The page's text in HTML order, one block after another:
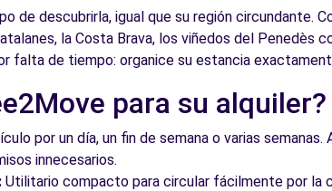
de descubrirla, igual que su región circundante.
la Costa Brava, los viñedos del Penedès
falta de tiempo: organice su estancia
para su alquiler?
por un día, un fin de semana o varias
innecesarios.
Utilitario compacto para circular fácilmente por la